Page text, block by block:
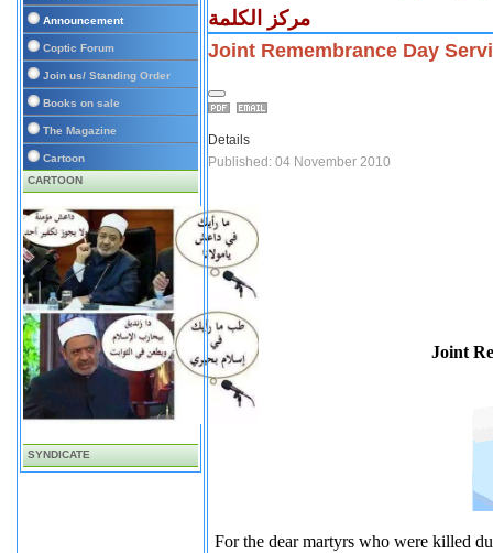
Announcement
Coptic Forum
Join us/ Standing Order
Books on sale
The Magazine
Cartoon
CARTOON
SYNDICATE
مركز الكلمة
Joint Remembrance Day
Details
Published: 04 November 2010
Joint
For the dear martyrs who were killed